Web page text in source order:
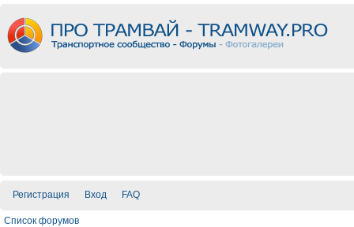
Регистрация Вход FAQ
Список форумов